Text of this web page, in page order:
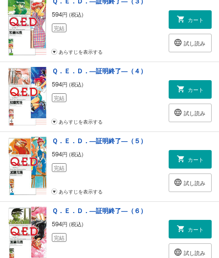
594円 (税込)
完結
カート
試し読み
あらすじを表示する
Ｑ．Ｅ．Ｄ．―証明終了―（４）
594円 (税込)
完結
カート
試し読み
あらすじを表示する
Ｑ．Ｅ．Ｄ．―証明終了―（５）
594円 (税込)
完結
カート
試し読み
あらすじを表示する
Ｑ．Ｅ．Ｄ．―証明終了―（６）
594円 (税込)
完結
カート
試し読み